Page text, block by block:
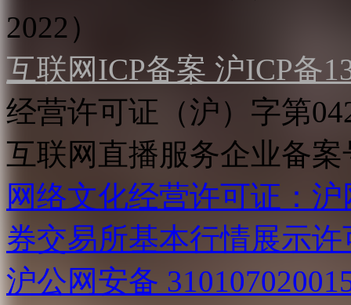
2022）
互联网ICP备案 沪ICP备
经营许可证（沪）字第
互联网直播服务企业备案
网络文化经营许可证：
券交易所基本行情展示许
沪公网安备